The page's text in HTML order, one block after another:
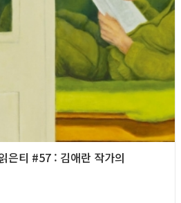
은티 #57 : 김애란 작가의